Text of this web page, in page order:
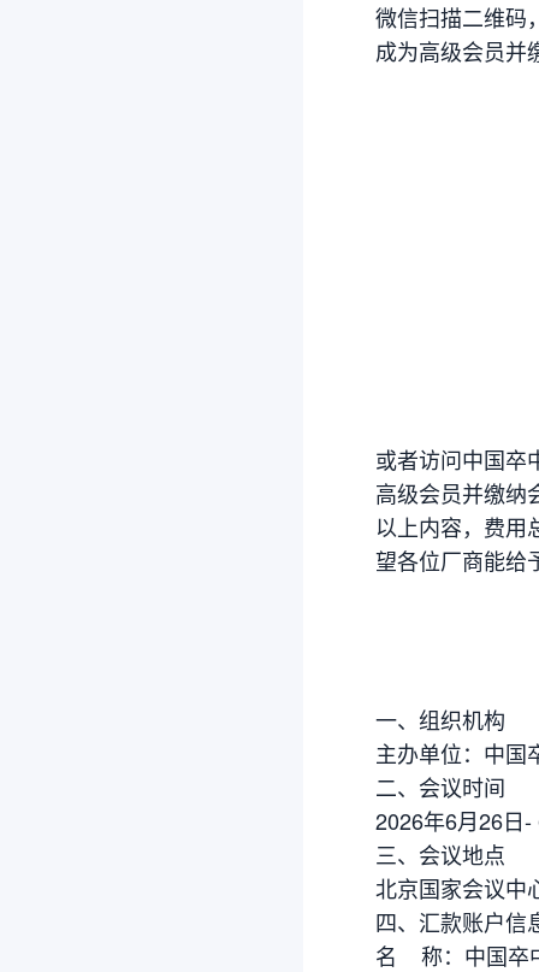
微信扫描二维码
成为高级会员并
或者访问中国卒
高级会员并缴纳
以上内容，费用
望各位厂商能给
一、组织机构
主办单位：中国
二、会议时间
2026年6月26日-
三、会议地点
北京国家会议中
四、汇款账户信
名 称：中国卒